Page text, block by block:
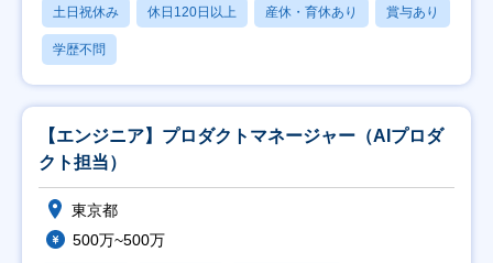
土日祝休み 休日120日以上 産休・育休あり 賞与あり
学歴不問
【エンジニア】プロダクトマネージャー（AIプロダ
クト担当）
東京都
500万~500万